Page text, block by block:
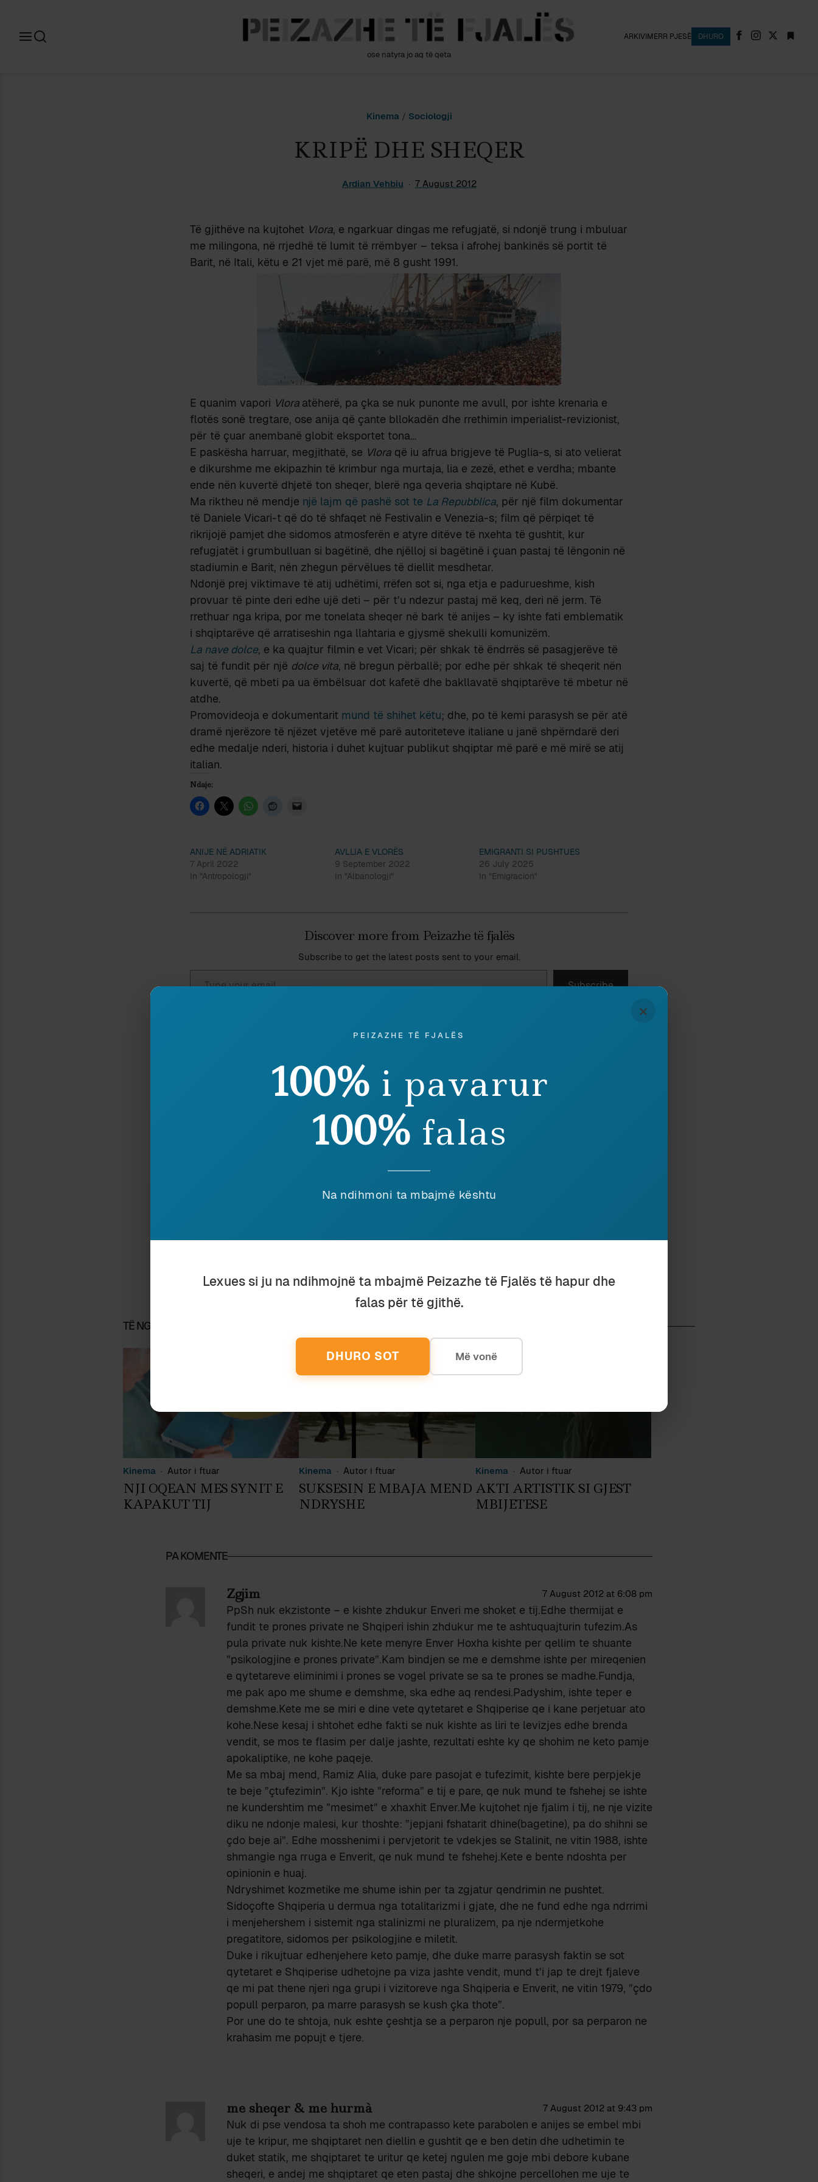
ose natyra jo aq të qeta
ARKIVIMERR PJESË DHURO
Kinema/ Sociologji
KRIPË DHE SHEQER
Ardian Vehbiu 7 August 2012
Të gjithëve na kujtohet Vlora, e ngarkuar dingas me refugjatë, si ndonjë trung i mbuluar
me milingona, në rrjedhë të lumit të rrëmbyer – teksa i afrohej bankinës së portit të
Barit, në Itali, këtu e 21 vjet më parë, më 8 gusht 1991.
E quanim vapori Vlora atëherë, pa çka se nuk punonte me avull, por ishte krenaria e
flotës sonë tregtare, ose anija që çante bllokadën dhe rrethimin imperialist-revizionist,
për të çuar anembanë globit eksportet tona…
E paskësha harruar, megjithatë, se Vlora që iu afrua brigjeve të Puglia-s, si ato velierat
e dikurshme me ekipazhin të krimbur nga murtaja, lia e zezë, ethet e verdha; mbante
ende nën kuvertë dhjetë ton sheqer, blerë nga qeveria shqiptare në Kubë.
Ma riktheu në mendje një lajm që pashë sot te La Repubblica, për një film dokumentar
të Daniele Vicari-t që do të shfaqet në Festivalin e Venezia-s; film që përpiqet të
rikrijojë pamjet dhe sidomos atmosferën e atyre ditëve të nxehta të gushtit, kur
refugjatët i grumbulluan si bagëtinë, dhe njëlloj si bagëtinë i çuan pastaj të lëngonin në
stadiumin e Barit, nën zhegun përvëlues të diellit mesdhetar.
Ndonjë prej viktimave të atij udhëtimi, rrëfen sot si, nga etja e padurueshme, kish
provuar të pinte deri edhe ujë deti – për t’u ndezur pastaj më keq, deri në jerm. Të
rrethuar nga kripa, por me tonelata sheqer në bark të anijes – ky ishte fati emblematik
i shqiptarëve që arratiseshin nga llahtaria e gjysmë shekulli komunizëm.
La nave dolce, e ka quajtur filmin e vet Vicari; për shkak të ëndrrës së pasagjerëve të
saj të fundit për një dolce vita, në bregun përballë; por edhe për shkak të sheqerit nën
kuvertë, që mbeti pa ua ëmbëlsuar dot kafetë dhe bakllavatë shqiptarëve të mbetur në
atdhe.
Promovideoja e dokumentarit mund të shihet këtu; dhe, po të kemi parasysh se për atë
dramë njerëzore të njëzet vjetëve më parë autoriteteve italiane u janë shpërndarë deri
edhe medalje nderi, historia i duhet kujtuar publikut shqiptar më parë e më mirë se atij
italian.
Ndaje:
ANIJE NË ADRIATIK
7 April 2022
In "Antropologji"
AVLLIA E VLORËS
9 September 2022
In "Albanologji"
EMIGRANTI SI PUSHTUES
26 July 2025
In "Emigracion"
Discover more from Peizazhe të fjalës
Subscribe to get the latest posts sent to your email.
Type your email…
Subscribe
SHPËRNDAJ
Nëse ju pëlqeu ky shkrim, lutemi konsideroni të dhuroni diçka nëpërmjet butonit,
në shenjë mirëkuptimi dhe mbështetjeje për përpjekjet tona.
TË NGJASHME
Kinema Autor i ftuar
NJI OQEAN MES SYNIT E
KAPAKUT TIJ
Kinema Autor i ftuar
SUKSESIN E MBAJA MEND
NDRYSHE
Kinema Autor i ftuar
AKTI ARTISTIK SI GJEST
MBIJETESE
PA KOMENTE
Zgjim 7 August 2012 at 6:08 pm
PpSh nuk ekzistonte – e kishte zhdukur Enveri me shoket e tij.Edhe thermijat e
fundit te prones private ne Shqiperi ishin zhdukur me te ashtuquajturin tufezim.As
pula private nuk kishte.Ne kete menyre Enver Hoxha kishte per qellim te shuante
”psikologjine e prones private”.Kam bindjen se me e demshme ishte per mireqenien
e qytetareve eliminimi i prones se vogel private se sa te prones se madhe.Fundja,
me pak apo me shume e demshme, ska edhe aq rendesi.Padyshim, ishte teper e
demshme.Kete me se miri e dine vete qytetaret e Shqiperise qe i kane perjetuar ato
kohe.Nese kesaj i shtohet edhe fakti se nuk kishte as liri te levizjes edhe brenda
vendit, se mos te flasim per dalje jashte, rezultati eshte ky qe shohim ne keto pamje
apokaliptike, ne kohe paqeje.
Me sa mbaj mend, Ramiz Alia, duke pare pasojat e tufezimit, kishte bere perpjekje
te beje ”çtufezimin”. Kjo ishte ”reforma” e tij e pare, qe nuk mund te fshehej se ishte
ne kundershtim me ”mesimet” e xhaxhit Enver.Me kujtohet nje fjalim i tij, ne nje vizite
diku ne ndonje malesi, kur thoshte: ”jepjani fshatarit dhine(bagetine), pa do shihni se
çdo beje ai”. Edhe mosshenimi i pervjetorit te vdekjes se Stalinit, ne vitin 1988, ishte
shmangie nga rruga e Enverit, qe nuk mund te fshehej.Kete e bente ndoshta per
opinionin e huaj.
Ndryshimet kozmetike me shume ishin per ta zgjatur qendrimin ne pushtet.
Sidoçofte Shqiperia u dermua nga totalitarizmi i gjate, dhe ne fund edhe nga ndrrimi
i menjehershem i sistemit nga stalinizmi ne pluralizem, pa nje ndermjetkohe
pregatitore, sidomos per psikologjine e miletit.
Duke i rikujtuar edhenjehere keto pamje, dhe duke marre parasysh faktin se sot
qytetaret e Shqiperise udhetojne pa viza jashte vendit, mund t’i jap te drejt fjaleve
qe mi pat thene njeri nga grupi i vizitoreve nga Shqiperia e Enverit, ne vitin 1979, ”çdo
popull perparon, pa marre parasysh se kush çka thote”.
Por une do te shtoja, nuk eshte çeshtja se a perparon nje popull, por sa perparon ne
krahasim me popujt e tjere.
me sheqer & me hurmà 7 August 2012 at 9:43 pm
Nuk di pse vendosa ta shoh me contrapasso kete parabolen e anijes se embel mbi
uje te kripur, me shqiptaret nen diellin e gushtit qe e ben detin dhe udhetimin te
duket statik, me shqiptaret te uritur qe ketej ngulen me goje mbi debore kubane
sheqeri, e andej me shqiptaret qe eten pastaj dhe shkojne percellohen me uje te
×
PEIZAZHE TË FJALËS
100% i pavarur
100% falas
Na ndihmoni ta mbajmë kështu
Lexues si ju na ndihmojnë ta mbajmë Peizazhe të Fjalës të hapur dhe
falas për të gjithë.
DHURO SOT Më vonë